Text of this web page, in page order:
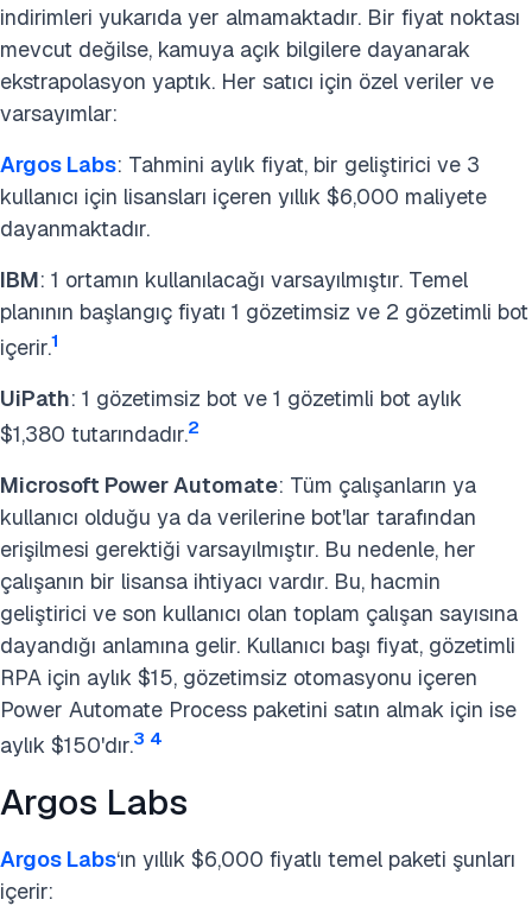
indirimleri yukarıda yer almamaktadır. Bir fiyat noktası
mevcut değilse, kamuya açık bilgilere dayanarak
ekstrapolasyon yaptık. Her satıcı için özel veriler ve
varsayımlar:
Argos Labs: Tahmini aylık fiyat, bir geliştirici ve 3
kullanıcı için lisansları içeren yıllık $6,000 maliyete
dayanmaktadır.
IBM: 1 ortamın kullanılacağı varsayılmıştır. Temel
planının başlangıç fiyatı 1 gözetimsiz ve 2 gözetimli bot
içerir.1
UiPath: 1 gözetimsiz bot ve 1 gözetimli bot aylık
$1,380 tutarındadır.2
Microsoft Power Automate: Tüm çalışanların ya
kullanıcı olduğu ya da verilerine bot'lar tarafından
erişilmesi gerektiği varsayılmıştır. Bu nedenle, her
çalışanın bir lisansa ihtiyacı vardır. Bu, hacmin
geliştirici ve son kullanıcı olan toplam çalışan sayısına
dayandığı anlamına gelir. Kullanıcı başı fiyat, gözetimli
RPA için aylık $15, gözetimsiz otomasyonu içeren
Power Automate Process paketini satın almak için ise
aylık $150'dır.3 4
Argos Labs
Argos Labs‘ın yıllık $6,000 fiyatlı temel paketi şunları
içerir: